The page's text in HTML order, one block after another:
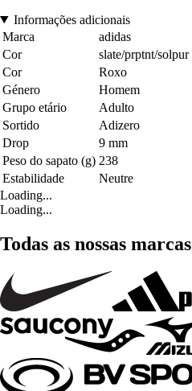
Informações adicionais
Marca
adidas
Cor
slate/prptnt/solpur
Cor
Roxo
Género
Homem
Grupo etário
Adulto
Sortido
Adizero
Drop
9 mm
Peso do sapato (g) 238
Estabilidade
Neutre
Loading...
Loading...
Todas as nossas marcas